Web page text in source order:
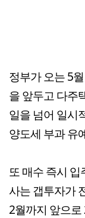
정부가 오는 5
을 앞두고 다주
일을 넘어 일시
양도세 부과 유
또 매수 즉시
사는 갭투자가
2월까지 앞으